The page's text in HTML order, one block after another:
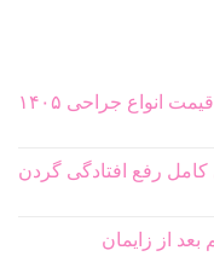
انواع جراحی ۱۴۰۵
رفع افتادگی گردن
از زایمان